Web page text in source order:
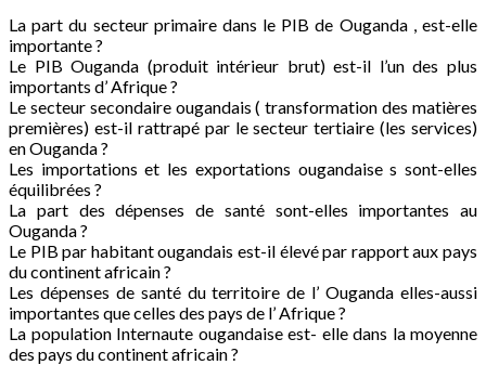
La part du secteur primaire dans le PIB de Ouganda , est-elle
importante ?
Le PIB Ouganda (produit intérieur brut) est-il l’un des plus
importants d’ Afrique ?
Le secteur secondaire ougandais ( transformation des matières
premières) est-il rattrapé par le secteur tertiaire (les services)
en Ouganda ?
Les importations et les exportations ougandaise s sont-elles
équilibrées ?
La part des dépenses de santé sont-elles importantes au
Ouganda ?
Le PIB par habitant ougandais est-il élevé par rapport aux pays
du continent africain ?
Les dépenses de santé du territoire de l’ Ouganda elles-aussi
importantes que celles des pays de l’ Afrique ?
La population Internaute ougandaise est- elle dans la moyenne
des pays du continent africain ?